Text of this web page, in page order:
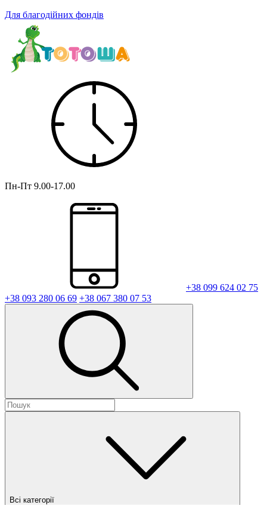
Для благодійних фондів
Пн-Пт 9.00-17.00
+38 099 624 02 75
+38 093 280 06 69 +38 067 380 07 53
Всі категорії